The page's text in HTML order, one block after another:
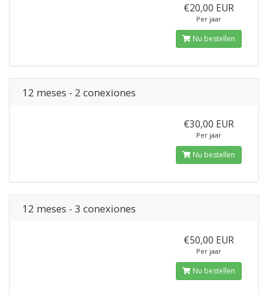
€20,00 EUR
Per jaar
Nu bestellen
12 meses - 2 conexiones
€30,00 EUR
Per jaar
Nu bestellen
12 meses - 3 conexiones
€50,00 EUR
Per jaar
Nu bestellen